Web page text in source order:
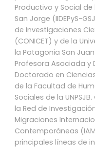
Productivo y Social
San Jorge (IIDEPyS-
de Investigaciones
(CONICET) y de la
la Patagonia San Juan
Profesora Asociada y
Doctorado en
de la Facultad de
Sociales de la
la Red de
Migraciones
Contemporáneas
principales líneas de